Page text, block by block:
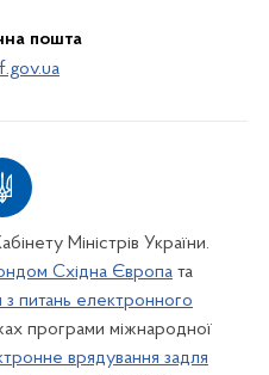
пошта
Міністрів України.
Східна Європа та
питань електронного
програми міжнародної
врядування задля